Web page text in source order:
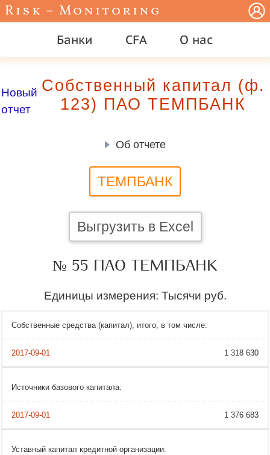
Risk – Monitoring
Банки CFA О нас
Новый
отчет
Собственный капитал (ф.
123) ПАО ТЕМПБАНК
Об отчете
ТЕМПБАНК
Выгрузить в Excel
№ 55 ПАО ТЕМПБАНК
Единицы измерения: Тысячи руб.
Собственные средства (капитал), итого, в том числе:
1 318 630
Источники базового капитала:
1 376 683
Уставный капитал кредитной организации: